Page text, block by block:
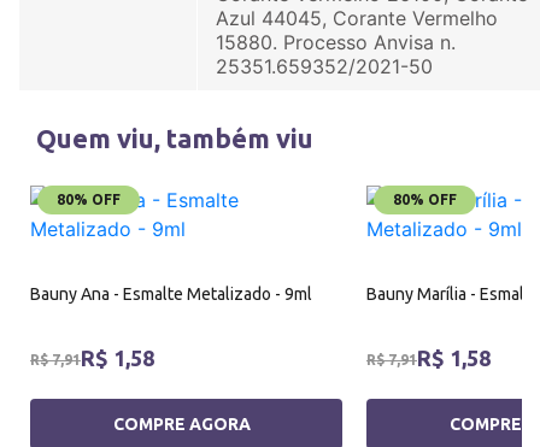
Azul 44045, Corante Vermelho
15880. Processo Anvisa n.
25351.659352/2021-50
Quem viu, também viu
80% OFF
Bauny Ana - Esmalte Metalizado - 9ml
R$ 7,91R$ 1,58
COMPRE AGORA
80% OFF
Bauny Marília -
R$ 7,91R$ 1,58
COMPRE